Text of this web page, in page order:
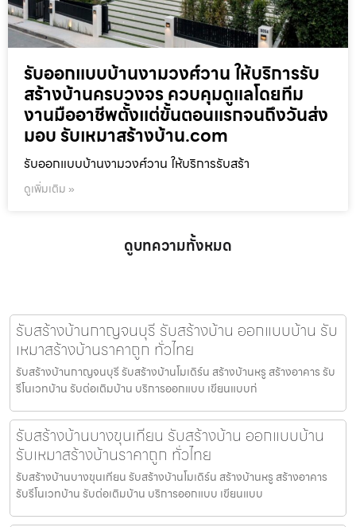
รับออกแบบบ้านงามวงศ์วาน ให้บริการรับ
สร้างบ้านครบวงจร ควบคุมดูแลโดยทีม
งานมืออาชีพตั้งแต่ขั้นตอนแรกจนถึงวันส่ง
มอบ รับเหมาสร้างบ้าน.com
รับออกแบบบ้านงามวงศ์วาน ให้บริการรับสร้า
ดูเพิ่มเติม »
ดูบทความทั้งหมด
รับสร้างบ้านกาญจนบุรี รับสร้างบ้าน ออกแบบบ้าน รับ
เหมาสร้างบ้านราคาถูก ทั่วไทย
รับสร้างบ้านกาญจนบุรี รับสร้างบ้านโมเดิร์น สร้างบ้านหรู สร้างอาคาร รับ
รีโนเวทบ้าน รับต่อเติมบ้าน บริการออกแบบ เขียนแบบก่
รับสร้างบ้านบางขุนเทียน รับสร้างบ้าน ออกแบบบ้าน
รับเหมาสร้างบ้านราคาถูก ทั่วไทย
รับสร้างบ้านบางขุนเทียน รับสร้างบ้านโมเดิร์น สร้างบ้านหรู สร้างอาคาร
รับรีโนเวทบ้าน รับต่อเติมบ้าน บริการออกแบบ เขียนแบบ